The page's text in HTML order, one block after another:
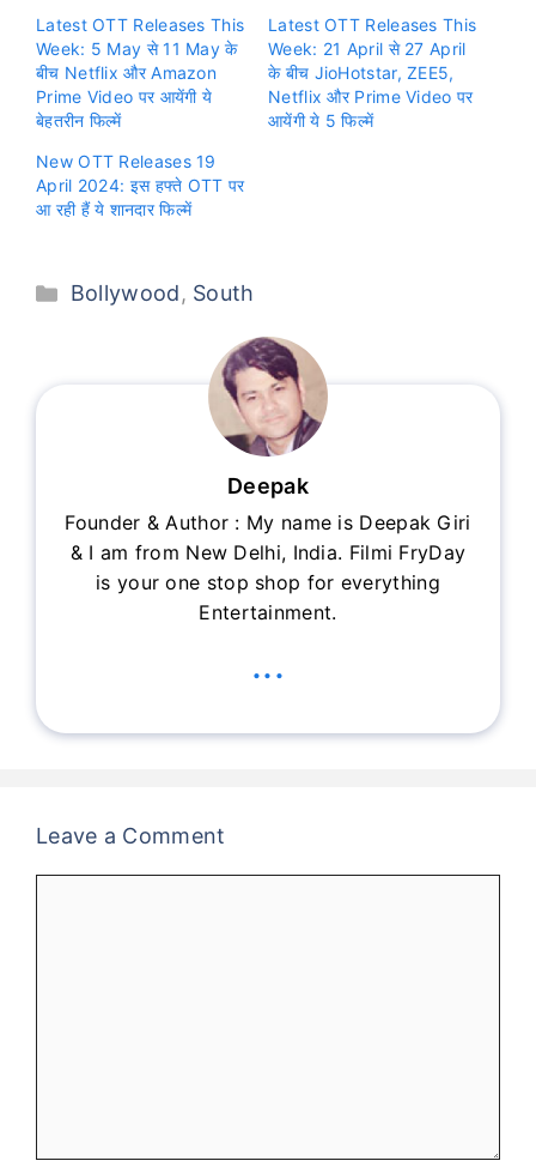
Latest OTT Releases This
Week: 5 May से 11 May के
बीच Netflix और Amazon
Prime Video पर आयेंगी ये
बेहतरीन फिल्में
Latest OTT Releases This
Week: 21 April से 27 April
के बीच JioHotstar, ZEE5,
Netflix और Prime Video पर
आयेंगी ये 5 फिल्में
New OTT Releases 19
April 2024: इस हफ्ते OTT पर
आ रही हैं ये शानदार फिल्में
Categories
Bollywood, South
Deepak
Founder & Author : My name is Deepak Giri
& I am from New Delhi, India. Filmi FryDay
is your one stop shop for everything
Entertainment.
...
Leave a Comment